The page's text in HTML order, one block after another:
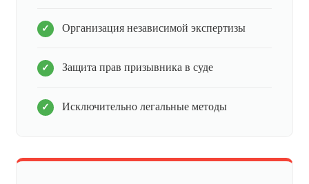
Организация независимой экспертизы
Защита прав призывника в суде
Исключительно легальные методы